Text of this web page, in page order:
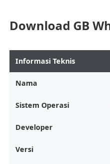
Download GB
Informasi Teknis
Nama
Sistem Operasi
Developer
Versi